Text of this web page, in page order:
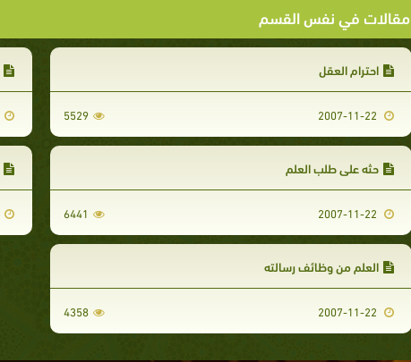
مقالات في نفس القسم
احترام العقل
5529
حثه على طلب العلم
6441
العلم من وظائف رسالته
4358